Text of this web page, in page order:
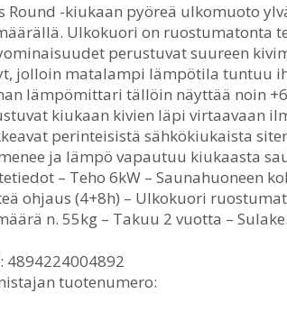
Round -kiukaan pyöreä ulkomuoto
Ulkokuori on ruostumatonta
perustuvat suureen
jolloin matalampi lämpötila tuntuu
lämpömittari tällöin näyttää noin
kiukaan kivien läpi virtaavaan
perinteisistä sähkökiukaista
ja lämpö vapautuu kiukaasta
– Teho 6kW – Saunahuoneen
ohjaus (4+8h) – Ulkokuori
n. 55kg – Takuu 2 vuotta –
4894224004892
tuotenumero: